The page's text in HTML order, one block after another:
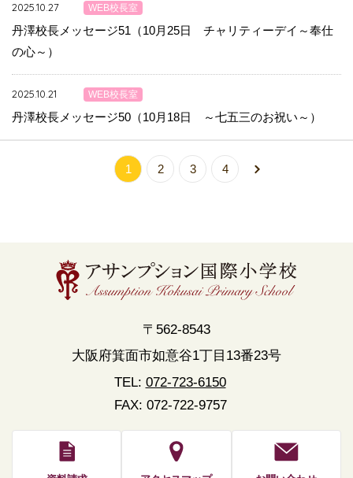
2025.10.27 WEB校長室
丹澤校長メッセージ51（10月25日 チャリティーデイ～奉仕
の心～）
2025.10.21 WEB校長室
丹澤校長メッセージ50（10月18日 ～七五三のお祝い～）
1 2 3 4
〒562-8543
大阪府箕面市如意谷1丁目13番23号
TEL: 072-723-6150
FAX: 072-722-9757